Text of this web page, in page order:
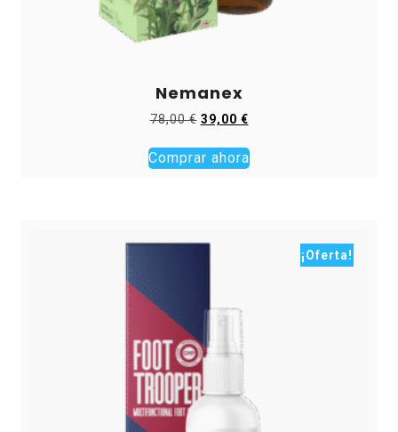
Nemanex
78,00€ El
original
era:
39,00 €El
actual
es:
Comprar ahora
¡Oferta!